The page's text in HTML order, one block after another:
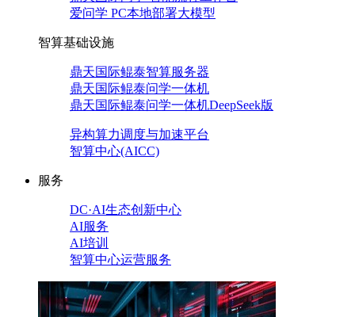
爱问学 PC本地部署大模型
智算基础设施
鼎天国际鲲泰智算服务器
鼎天国际鲲泰问学一体机
鼎天国际鲲泰问学一体机DeepSeek版
异构算力调度与加速平台
智算中心(AICC)
服务
DC·AI生态创新中心
AI服务
AI培训
智算中心运营服务